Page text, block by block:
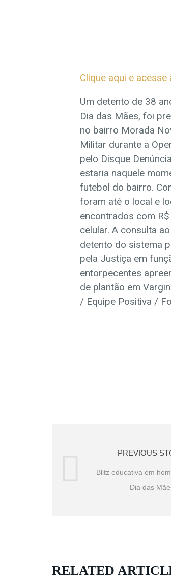
Clique aqui e
Um detento de 38
Dia das Mães, foi
no bairro Morada
Militar durante a
pelo Disque
estaria naquele
futebol do bairro.
foram até o local e
encontrados com
celular. A consulta
detento do sistema
pela Justiça em
entorpecentes
de plantão em
/ Equipe Positiva /
PREVIOUS
Blitz educativa em
Dia das
RELATED